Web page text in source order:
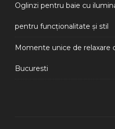
Oglinzi pentru baie cu
pentru funcționalitate și stil
Momente unice de relaxare
Bucuresti